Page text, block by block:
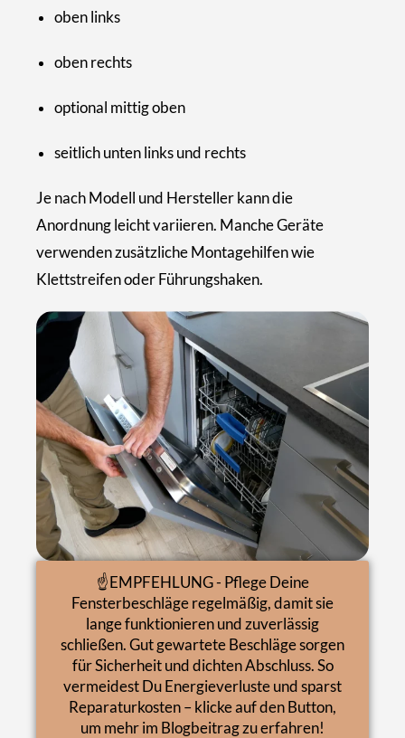
oben links
oben rechts
optional mittig oben
seitlich unten links und rechts
Je nach Modell und Hersteller kann die
Anordnung leicht variieren. Manche Geräte
verwenden zusätzliche Montagehilfen wie
Klettstreifen oder Führungshaken.
☝️EMPFEHLUNG - Pflege Deine
Fensterbeschläge regelmäßig, damit sie
lange funktionieren und zuverlässig
schließen. Gut gewartete Beschläge sorgen
für Sicherheit und dichten Abschluss. So
vermeidest Du Energieverluste und sparst
Reparaturkosten – klicke auf den Button,
um mehr im Blogbeitrag zu erfahren!